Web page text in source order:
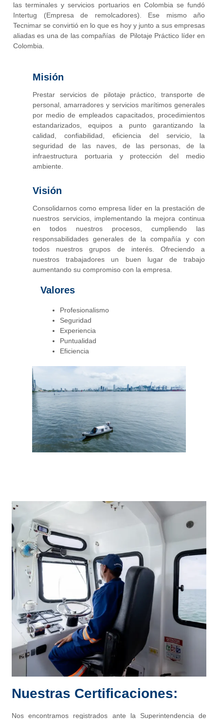
las terminales y servicios portuarios en Colombia se fundó
Intertug (Empresa de remolcadores). Ese mismo año
Tecnimar se convirtió en lo que es hoy y junto a sus empresas
aliadas es una de las compañías de Pilotaje Práctico líder en
Colombia.
Misión
Prestar servicios de pilotaje práctico, transporte de
personal, amarradores y servicios marítimos generales
por medio de empleados capacitados, procedimientos
estandarizados, equipos a punto garantizando la
calidad, confiabilidad, eficiencia del servicio, la
seguridad de las naves, de las personas, de la
infraestructura portuaria y protección del medio
ambiente.
Visión
Consolidarnos como empresa líder en la prestación de
nuestros servicios, implementando la mejora continua
en todos nuestros procesos, cumpliendo las
responsabilidades generales de la compañía y con
todos nuestros grupos de interés. Ofreciendo a
nuestros trabajadores un buen lugar de trabajo
aumentando su compromiso con la empresa.
Valores
Profesionalismo
Seguridad
Experiencia
Puntualidad
Eficiencia
Nuestras Certificaciones:
Nos encontramos registrados ante la Superintendencia de